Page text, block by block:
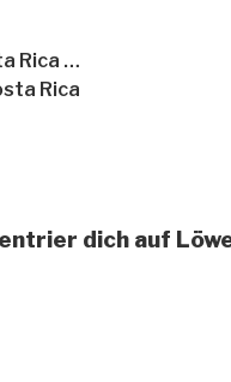
Rica …
Rica
dich auf